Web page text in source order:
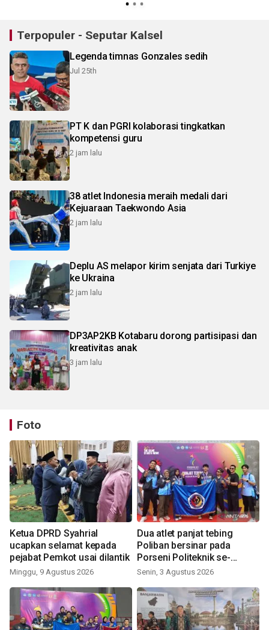
Terpopuler - Seputar Kalsel
Legenda timnas Gonzales sedih
Jul 25th
PT K dan PGRI kolaborasi tingkatkan
kompetensi guru
2 jam lalu
38 atlet Indonesia meraih medali dari
Kejuaraan Taekwondo Asia
2 jam lalu
Deplu AS melapor kirim senjata dari Turkiye
ke Ukraina
2 jam lalu
DP3AP2KB Kotabaru dorong partisipasi dan
kreativitas anak
3 jam lalu
Foto
Ketua DPRD Syahrial
ucapkan selamat kepada
pejabat Pemkot usai dilantik
Minggu, 9 Agustus 2026
Dua atlet panjat tebing
Poliban bersinar pada
Porseni Politeknik se-
Indonesia 2026
Senin, 3 Agustus 2026